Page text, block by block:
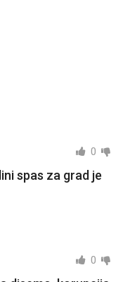
0
spas za grad je
0